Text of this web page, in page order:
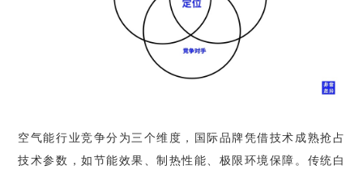
空气能行业竞争分为三个维度，国际品牌凭借技术成熟抢占
技术参数，如节能效果、制热性能、极限环境保障。传统白